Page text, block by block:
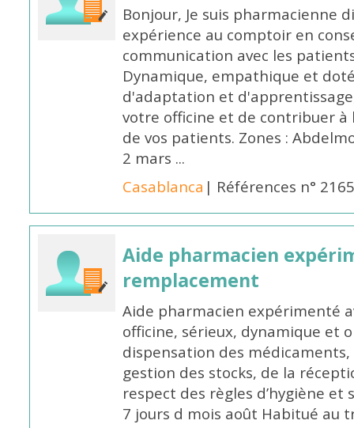
Bonjour, Je suis pharmacienne
expérience au comptoir en
communication avec les
Dynamique, empathique et
d'adaptation et
votre officine et de contribuer
de vos patients. Zones :
2 mars ...
Casablanca | Références n°
Aide pharmacien
remplacement
Aide pharmacien expérimenté
officine, sérieux, dynamique et
dispensation des
gestion des stocks, de la
respect des règles d’hygiène
7 jours d mois août Habitué au